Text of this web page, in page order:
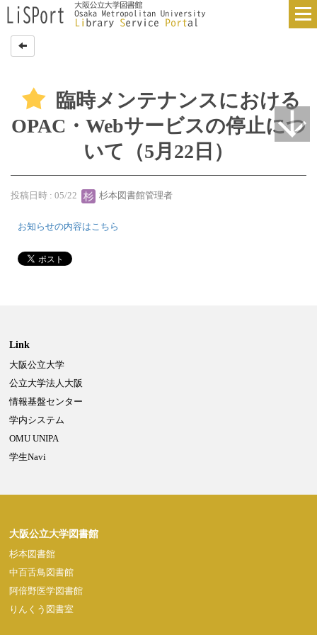
臨時メンテナンスにおける
OPAC・Webサービスの停止につ
いて（5月22日）
投稿日時 : 05/22 杉本図書館管理者
お知らせの内容はこちら
Link
大阪公立大学
公立大学法人大阪
情報基盤センター
学内システム
OMU UNIPA
学生Navi
大阪公立大学図書館
杉本図書館
中百舌鳥図書館
阿倍野医学図書館
りんくう図書室